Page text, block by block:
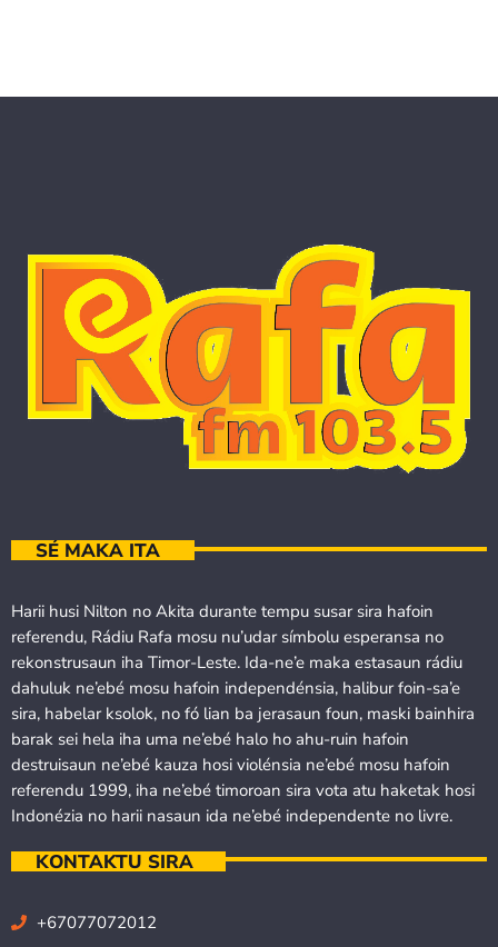
SÉ MAKA ITA
Harii husi Nilton no Akita durante tempu susar sira hafoin
referendu, Rádiu Rafa mosu nu’udar símbolu esperansa no
rekonstrusaun iha Timor-Leste. Ida-ne’e maka estasaun rádiu
dahuluk ne’ebé mosu hafoin independénsia, halibur foin-sa’e
sira, habelar ksolok, no fó lian ba jerasaun foun, maski bainhira
barak sei hela iha uma ne’ebé halo ho ahu-ruin hafoin
destruisaun ne’ebé kauza hosi violénsia ne’ebé mosu hafoin
referendu 1999, iha ne’ebé timoroan sira vota atu haketak hosi
Indonézia no harii nasaun ida ne’ebé independente no livre.
KONTAKTU SIRA
+67077072012